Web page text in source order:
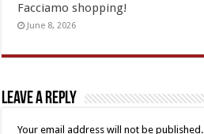
Facciamo shopping!
June 8, 2026
Leave a Reply
Your email address will not be published.